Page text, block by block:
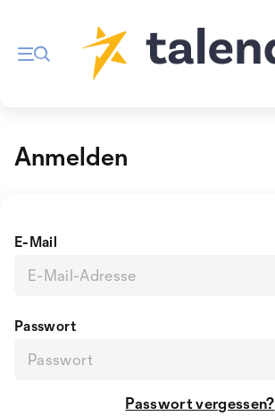
Anmelden
E-Mail
Passwort
Passwort vergessen?